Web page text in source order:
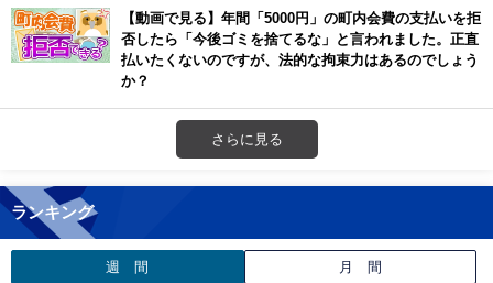
【動画で見る】年間「5000円」の町内会費の支払いを拒
否したら「今後ゴミを捨てるな」と言われました。正直
払いたくないのですが、法的な拘束力はあるのでしょう
か？
さらに見る
ランキング
週 間 月 間